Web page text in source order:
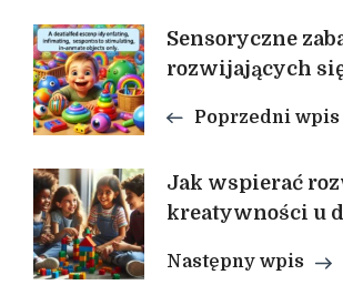
Nawigacja
wpisu
Sensoryczne
rozwijających
Poprzedni wpis
Jak wspierać
kreatywności u
Następny wpis